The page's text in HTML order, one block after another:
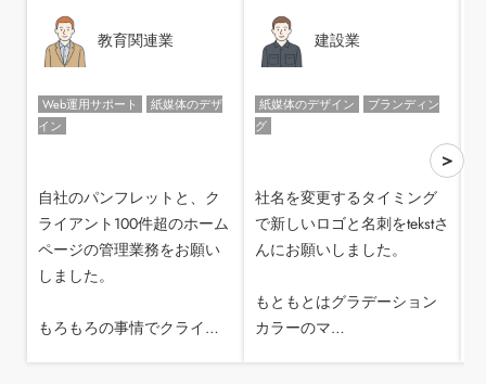
教育関連業
Web運用サポート
紙媒体のデザ
イン
自社のパンフレットと、ク
ライアント100件超のホーム
ページの管理業務をお願い
しました。
もろもろの事情でクライ…
建設業
紙媒体のデザイン
ブランディン
グ
社名を変更するタイミング
で新しいロゴと名刺をtekstさ
んにお願いしました。
もともとはグラデーション
カラーのマ…
>